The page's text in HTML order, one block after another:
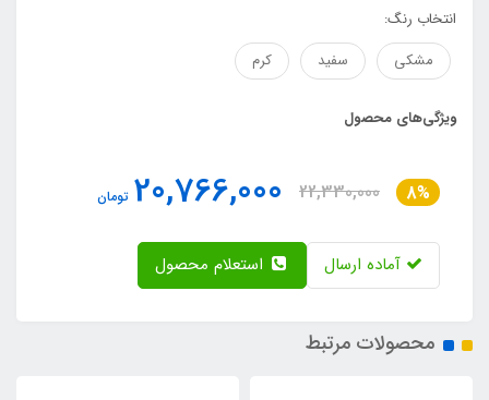
انتخاب رنگ:
مشکی
سفید کرم
ویژگی‌های محصول
8%
22,330,000
20,766,000 تومان
آماده ارسال
محصولات مرتبط